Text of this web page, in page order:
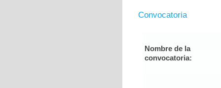
Convocatoria
Nombre de la
convocatoria: